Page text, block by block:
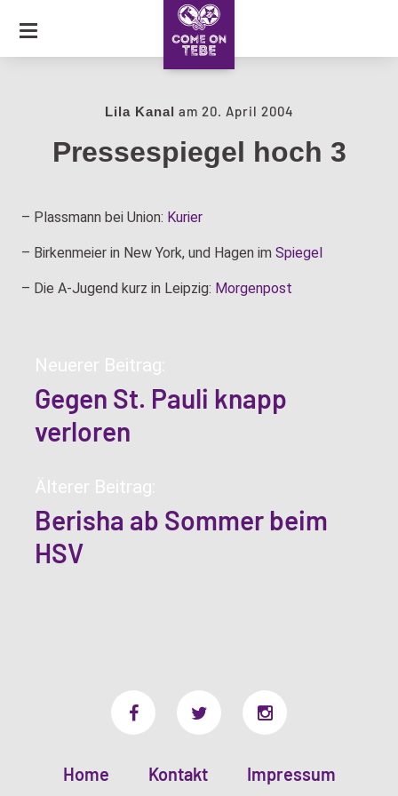
SKIP
TO
JOURNAL
COLLECTION
CARAVAN OF LOVE
Lila Kanal am 20. April 2004
Pressespiegel hoch 3
– Plassmann bei Union: Kurier
– Birkenmeier in New York, und Hagen im Spiegel
– Die A-Jugend kurz in Leipzig: Morgenpost
Neuerer Beitrag:
Gegen St. Pauli knapp
verloren
Älterer Beitrag:
Berisha ab Sommer beim
HSV
Home Kontakt Impressum